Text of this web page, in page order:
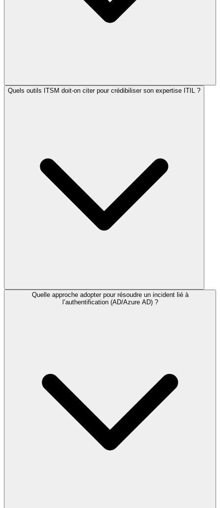
Quels outils ITSM doit-on citer pour crédibiliser son expertise ITIL ?
Quelle approche adopter pour résoudre un incident lié à
l’authentification (AD/Azure AD) ?